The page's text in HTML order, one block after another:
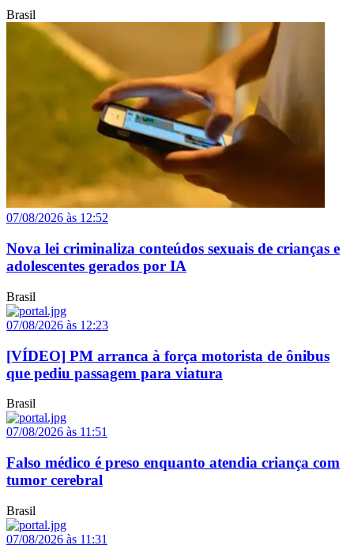
Brasil
07/08/2026 às 12:52
Nova lei criminaliza conteúdos sexuais de crianças e
adolescentes gerados por IA
Brasil
07/08/2026 às 12:23
[VÍDEO] PM arranca à força motorista de ônibus
que pediu passagem para viatura
Brasil
07/08/2026 às 11:51
Falso médico é preso enquanto atendia criança com
tumor cerebral
Brasil
07/08/2026 às 11:31